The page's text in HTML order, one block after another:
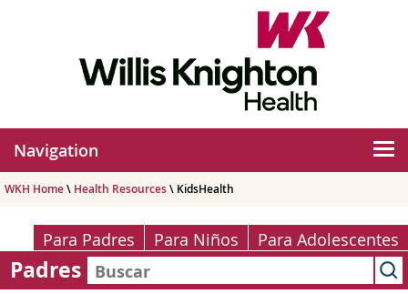
Navigation
WKH Home\ Health Resources\ KidsHealth
Para Padres Para Niños Para Adolescentes
Padres